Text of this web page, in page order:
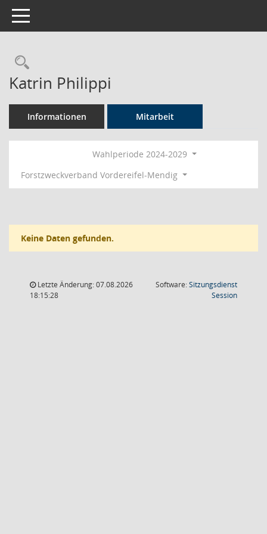
Toggle navigation
Rechercheauswahl
Katrin Philippi
Informationen Mitarbeit
Wahlperiode 2024-2029
Forstzweckverband Vordereifel-Mendig
Keine Daten gefunden.
Letzte Änderung: 07.08.2026
18:15:28
Software:Sitzungsdienst
Session(Wird in